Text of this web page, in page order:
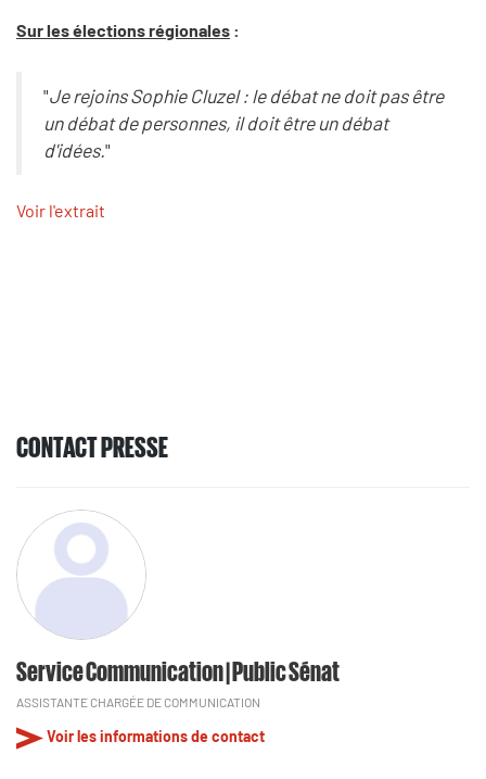
Sur les élections régionales :
"Je rejoins Sophie Cluzel : le débat ne doit pas être
un débat de personnes, il doit être un débat
d'idées."
Voir l'extrait
CONTACT PRESSE
Service Communication | Public Sénat
ASSISTANTE CHARGÉE DE COMMUNICATION
Voir les informations de contact